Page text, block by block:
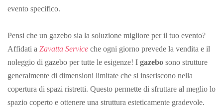
evento specifico.
Pensi che un gazebo sia la soluzione migliore per il tuo evento?
Affidati a Zavatta Service che ogni giorno prevede la vendita e il
noleggio di gazebo per tutte le esigenze! I gazebo sono strutture
generalmente di dimensioni limitate che si inseriscono nella
copertura di spazi ristretti. Questo permette di sfruttare al meglio lo
spazio coperto e ottenere una struttura esteticamente gradevole.